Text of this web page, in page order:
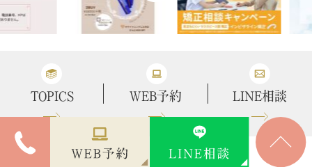
TOPICS WEB予約 LINE相談